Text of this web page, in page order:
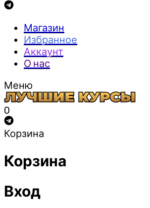
Магазин
Избранное
Аккаунт
О нас
Меню
0
Корзина
Корзина
Вход